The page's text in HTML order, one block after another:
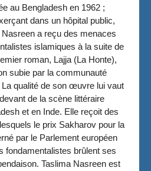
au Bengladesh en 1962 ;
dans un hôpital public,
a reçu des menaces
islamiques à la suite de
roman, Lajja (La Honte),
subie par la communauté
La qualité de son œuvre lui vaut
de la scène littéraire
et en Inde. Elle reçoit des
le prix Sakharov pour la
par le Parlement européen
fondamentalistes brûlent ses
Taslima Nasreen est